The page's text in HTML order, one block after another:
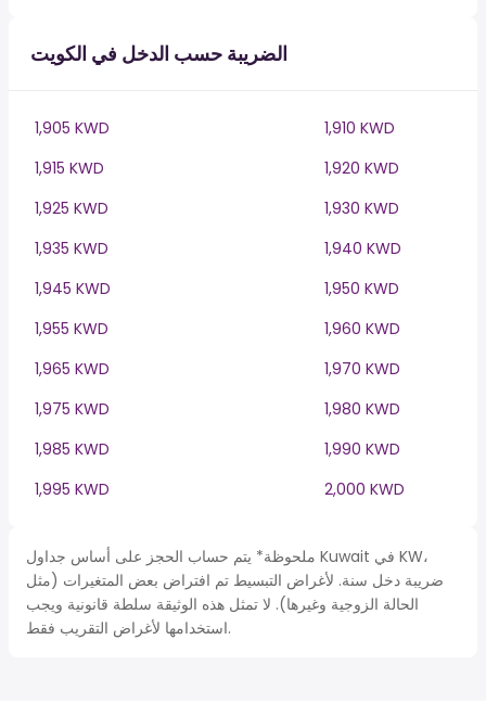
الضريبة حسب الدخل في الكويت
1,905 KWD
1,910 KWD
1,915 KWD
1,920 KWD
1,925 KWD
1,930 KWD
1,935 KWD
1,940 KWD
1,945 KWD
1,950 KWD
1,955 KWD
1,960 KWD
1,965 KWD
1,970 KWD
1,975 KWD
1,980 KWD
1,985 KWD
1,990 KWD
1,995 KWD
2,000 KWD
ملحوظة* يتم حساب الحجز على أساس جداول Kuwait في KW،
ضريبة دخل سنة. لأغراض التبسيط تم افتراض بعض المتغيرات (مثل
الحالة الزوجية وغيرها). لا تمثل هذه الوثيقة سلطة قانونية ويجب
استخدامها لأغراض التقريب فقط.